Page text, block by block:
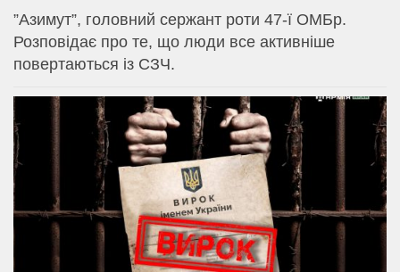
⁨”Азимут”, головний сержант роти 47-ї ОМБр.
Розповідає про те, що люди все активніше
повертаються із СЗЧ.